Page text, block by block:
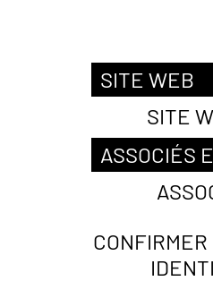
SITE WEB
SITE
ASSOCIÉS
CONFIRMER